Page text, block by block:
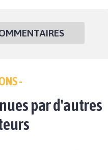
-
par d'autres